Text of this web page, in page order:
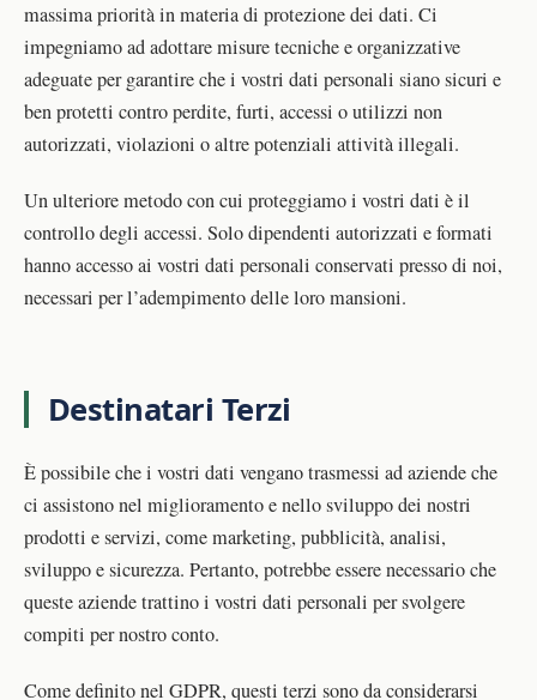
massima priorità in materia di protezione dei dati. Ci
impegniamo ad adottare misure tecniche e organizzative
adeguate per garantire che i vostri dati personali siano sicuri e
ben protetti contro perdite, furti, accessi o utilizzi non
autorizzati, violazioni o altre potenziali attività illegali.
Un ulteriore metodo con cui proteggiamo i vostri dati è il
controllo degli accessi. Solo dipendenti autorizzati e formati
hanno accesso ai vostri dati personali conservati presso di noi,
necessari per l’adempimento delle loro mansioni.
Destinatari Terzi
È possibile che i vostri dati vengano trasmessi ad aziende che
ci assistono nel miglioramento e nello sviluppo dei nostri
prodotti e servizi, come marketing, pubblicità, analisi,
sviluppo e sicurezza. Pertanto, potrebbe essere necessario che
queste aziende trattino i vostri dati personali per svolgere
compiti per nostro conto.
Come definito nel GDPR, questi terzi sono da considerarsi